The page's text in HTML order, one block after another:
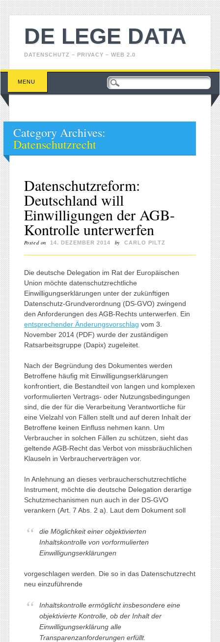
DE LEGE DATA
DATENSCHUTZ – PRIVACY – WEB 2.0
Main menu
Skip
content
MENU
Category Archives:
Datenschutzrecht
Datenschutzreform:
Deutschland will
Einwilligungen der AGB-
Kontrolle unterwerfen
Posted on 14. DEZEMBER 2014 by CARLO PILTZ
Die deutsche Delegation im Rat der Europäischen
Union möchte datenschutzrechtliche
Einwilligungserklärungen unter der zukünftigen
Datenschutz-Grundverordnung (DS-GVO) zwingend
den Anforderungen des AGB-Rechts unterwerfen. Ein
entsprechender Änderungsvorschlag vom 3.
November 2014 (PDF) wurde der zuständigen
Ratsarbeitsgruppe (Dapix) zugeleitet.
Nach der Begründung des Dokumentes werden
Betroffene häufig mit Einwilligungserklärungen
konfrontiert, die Bestandteil von langen und komplexen
vorformulierten Vertrags- oder Nutzungsbedingungen
sind, die der für die Verarbeitung Verantwortliche für
eine Vielzahl von Fällen stellt und auf deren Inhalt der
Betroffene keinen Einfluss nehmen kann. Um
Verbraucher in solchen Fällen zu schützen, sieht das
geltende AGB-Recht das Verbot von missbräuchlichen
Klauseln in Verbraucherverträgen vor.
In Anlehnung an dieses verbraucherschutzrechtliche
Instrument, möchte die deutsche Delegation derartige
Schutzmechanismen nun auch in der DS-GVO
verankern (Art. 7 Abs. 2 a). Laut dem Dokument soll
die Möglichkeit einer objektivierten
Inhaltskontrolle von vorformulierten
Einwilligungserklärungen
vorgeschlagen werden. Die so in das Datenschutzrecht
neu einzuführende
Inhaltskontrolle ermöglicht insbesondere eine
objektivierte Kontrolle, ob der Inhalt der
Einwilligungserklärung alle
Transparenzanforderungen erfüllt.